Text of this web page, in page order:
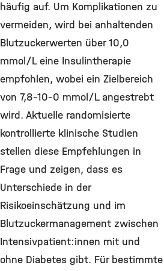
häufig auf. Um Komplikationen zu
vermeiden, wird bei anhaltenden
Blutzuckerwerten über 10,0
mmol/L eine Insulintherapie
empfohlen, wobei ein Zielbereich
von 7,8-10-0 mmol/L angestrebt
wird. Aktuelle randomisierte
kontrollierte klinische Studien
stellen diese Empfehlungen in
Frage und zeigen, dass es
Unterschiede in der
Risikoeinschätzung und im
Blutzuckermanagement zwischen
Intensivpatient:innen mit und
ohne Diabetes gibt. Für bestimmte